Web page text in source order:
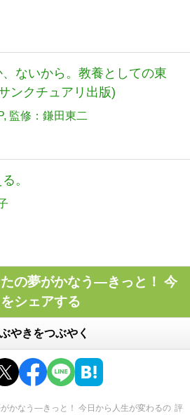
、ないから。教養としての東
ンクチュアリ出版)
監修：鎌田東二
。
の夢がかなう―きっと！ 今
シェアする
やきをつぶやく
かなう―きっと！ 今日から人生が変わるの 評